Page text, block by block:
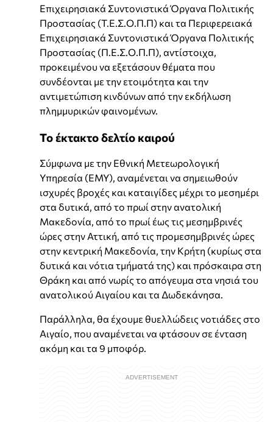
Επιχειρησιακά Συντονιστικά Όργανα Πολιτικής
Προστασίας (Τ.Ε.Σ.Ο.Π.Π) και τα Περιφερειακά
Επιχειρησιακά Συντονιστικά Όργανα Πολιτικής
Προστασίας (Π.Ε.Σ.Ο.Π.Π), αντίστοιχα,
προκειμένου να εξετάσουν θέματα που
συνδέονται με την ετοιμότητα και την
αντιμετώπιση κινδύνων από την εκδήλωση
πλημμυρικών φαινομένων.
Το έκτακτο δελτίο καιρού
Σύμφωνα με την Εθνική Μετεωρολογική
Υπηρεσία (ΕΜΥ), αναμένεται να σημειωθούν
ισχυρές βροχές και καταιγίδες μέχρι το μεσημέρι
στα δυτικά, από το πρωί στην ανατολική
Μακεδονία, από το πρωί έως τις μεσημβρινές
ώρες στην Αττική, από τις προμεσημβρινές ώρες
στην κεντρική Μακεδονία, την Κρήτη (κυρίως στα
δυτικά και νότια τμήματά της) και πρόσκαιρα στη
Θράκη και από νωρίς το απόγευμα στα νησιά του
ανατολικού Αιγαίου και τα Δωδεκάνησα.
Παράλληλα, θα έχουμε θυελλώδεις νοτιάδες στο
Αιγαίο, που αναμένεται να φτάσουν σε ένταση
ακόμη και τα 9 μποφόρ.